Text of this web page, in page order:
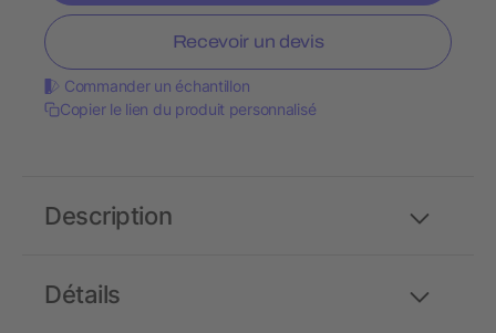
Recevoir un devis
Commander un échantillon
Copier le lien du produit personnalisé
Détails
Description